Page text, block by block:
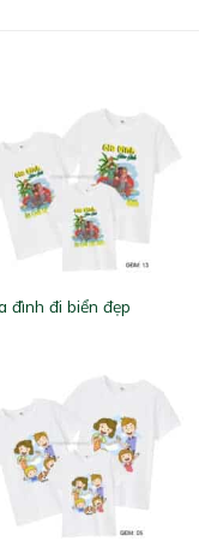
đình đi biển đẹp